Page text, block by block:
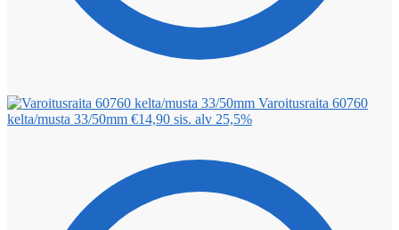
Varoitusraita 60760
kelta/musta 33/50mm €14,90 sis. alv 25,5%